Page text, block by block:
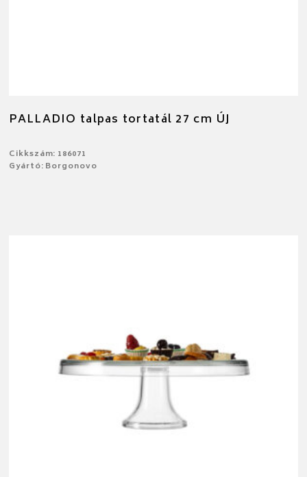
PALLADIO talpas tortatál 27 cm ÚJ
Cikkszám: 186071
Gyártó: Borgonovo